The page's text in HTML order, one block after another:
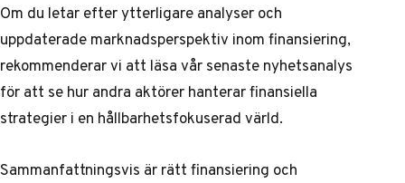
Om du letar efter ytterligare analyser och
uppdaterade marknadsperspektiv inom finansiering,
rekommenderar vi att läsa vårsenaste nyhetsanalys
för att se hur andra aktörer hanterar finansiella
strategier i en hållbarhetsfokuserad värld.
Sammanfattningsvis är rätt finansiering och